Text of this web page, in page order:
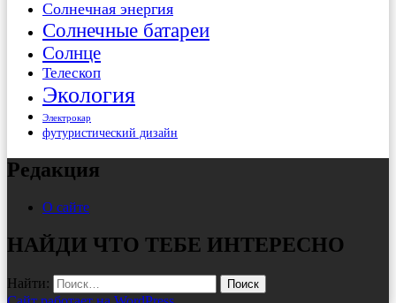
Солнечная энергия
Солнечные батареи
Солнце
Телескоп
Экология
Электрокар
футуристический дизайн
Редакция
О сайте
НАЙДИ ЧТО ТЕБЕ ИНТЕРЕСНО
Найти: